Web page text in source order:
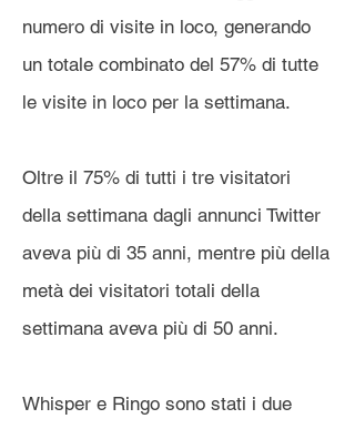
numero di visite in loco, generando
un totale combinato del 57% di tutte
le visite in loco per la settimana.
Oltre il 75% di tutti i tre visitatori
della settimana dagli annunci Twitter
aveva più di 35 anni, mentre più della
metà dei visitatori totali della
settimana aveva più di 50 anni.
Whisper e Ringo sono stati i due